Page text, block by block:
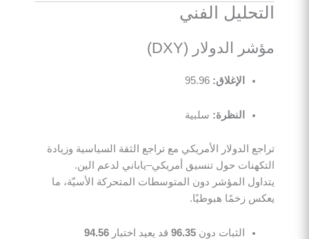
التحليل الفني
مؤشر الدولار (DXY)
الإغلاق: 95.96
النظرة: سلبية
تراجع الدولار الأمريكي مع تراجع الثقة السياسية وزيادة
التكهنات حول تنسيق أمريكي–ياباني لدعم الين.
يتداول المؤشر دون المتوسطات المتحركة الأسيّة، ما
يعكس زخمًا هبوطيًا.
الثبات دون96.35 قد يعيد اختبار94.56